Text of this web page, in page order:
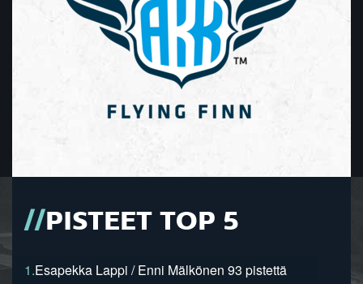
PISTEET TOP 5
1.Esapekka Lappi / Enni Mälkönen 93 pistettä